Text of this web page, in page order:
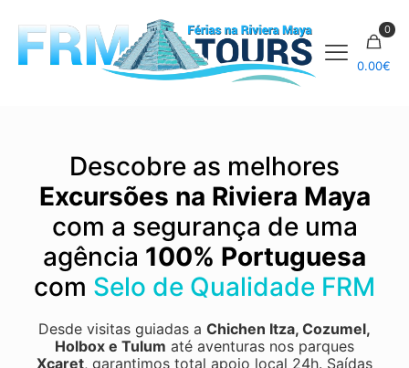
0
0.00€
Descobre as melhores
Excursões na Riviera Maya
com a segurança de uma
agência 100% Portuguesa
com Selo de Qualidade FRM
Desde visitas guiadas a Chichen Itza, Cozumel,
Holbox e Tulum até aventuras nos parques
Xcaret, garantimos total apoio local 24h. Saídas